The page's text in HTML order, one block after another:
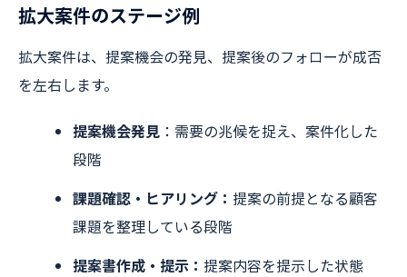
拡大案件のステージ例
拡大案件は、提案機会の発見、提案後のフォローが成否
を左右します。
提案機会発見 ：需要の兆候を捉え、案件化した
段階
課題確認・ヒアリング： 提案の前提となる顧客
課題を整理している段階
提案書作成・提示： 提案内容を提示した状態